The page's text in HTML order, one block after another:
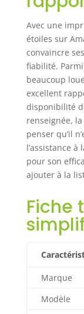
Avec une
étoiles sur
convaincre
fiabilité.
beaucoup
excellent
disponibilité
renseignée,
penser qu’il
l’assistance
pour son
ajouter à la
Fiche
Marque
Modèle